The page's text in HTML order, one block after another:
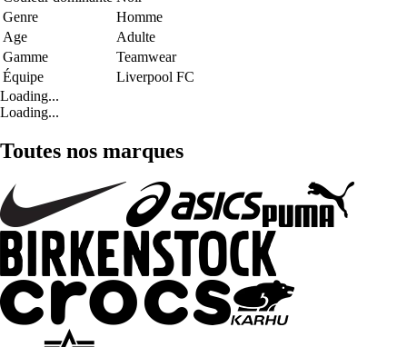
Genre
Homme
Age
Adulte
Gamme
Teamwear
Équipe
Liverpool FC
Loading...
Loading...
Toutes nos marques